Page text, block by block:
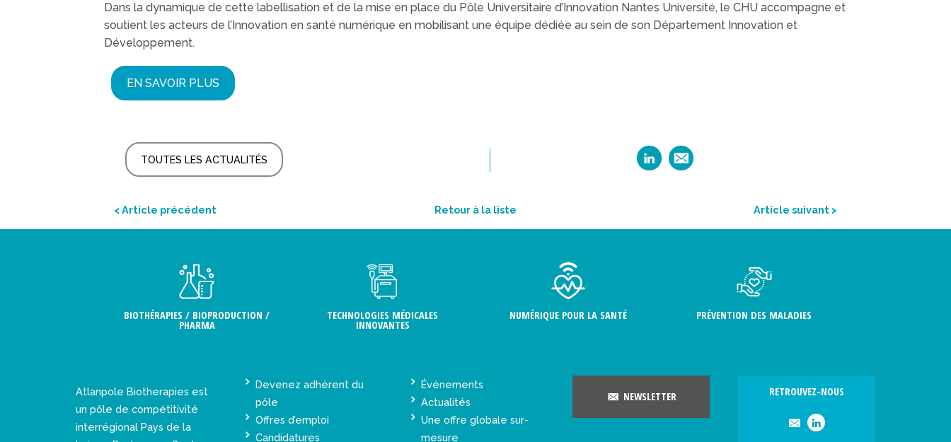
Dans la dynamique de cette labellisation et de la mise en place du Pôle Universitaire d’Innovation Nantes Université, le CHU accompagne et
soutient les acteurs de l’Innovation en santé numérique en mobilisant une équipe dédiée au sein de son Département Innovation et
Développement.
EN SAVOIR PLUS
TOUTES LES ACTUALITÉS
< Article précédent Retour à la liste Article suivant >
BIOTHÉRAPIES / BIOPRODUCTION /
PHARMA
TECHNOLOGIES MÉDICALES
INNOVANTES
NUMÉRIQUE POUR LA SANTÉ PRÉVENTION DES MALADIES
Atlanpole Biotherapies est
un pôle de compétitivité
interrégional Pays de la
Devenez adhérent du
pôle
Offres d’emploi
Candidatures
Événements
Actualités
Une offre globale sur-
mesure
NEWSLETTER RETROUVEZ-NOUS